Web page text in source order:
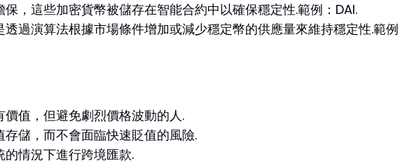
，這些加密貨幣被儲存在智能合約中以確保穩定性.範例：DAI.
過演算法根據市場條件增加或減少穩定幣的供應量來維持穩定性.範
值，但避免劇烈價格波動的人.
儲，而不會面臨快速貶值的風險.
情況下進行跨境匯款.